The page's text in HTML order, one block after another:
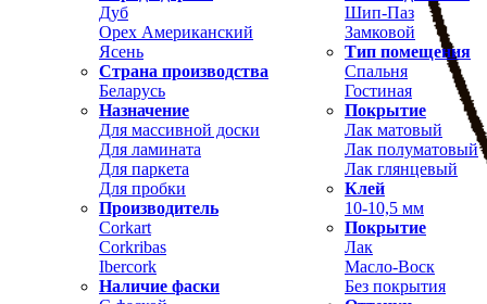
Дуб
Орех Американский
Ясень
Страна производства
Беларусь
Шип-Паз
Замковой
Тип помещения
Спальня
Гостиная
Назначение
Для массивной доски
Для ламината
Для паркета
Для пробки
Покрытие
Лак матовый
Лак полуматовый
Лак глянцевый
Клей
Производитель
Corkart
Corkribas
Ibercork
Наличие фаски
10-10,5 мм
Покрытие
Лак
Масло-Воск
Без покрытия